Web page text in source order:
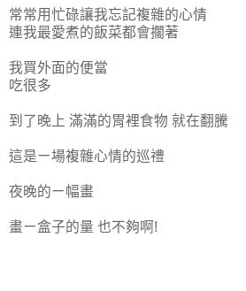
常常用忙碌讓我忘記複雜的心情
連我最愛煮的飯菜都會擱著
我買外面的便當
吃很多
到了晚上 滿滿的胃裡食物 就在翻騰
這是ㄧ場複雜心情的巡禮
夜晚的ㄧ幅畫
畫ㄧ盒子的量 也不夠啊!